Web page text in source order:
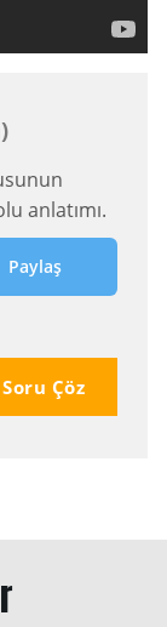
anlatımı.
Paylaş
Çöz